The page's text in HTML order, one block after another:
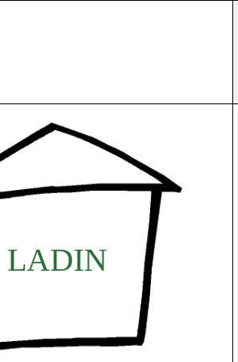
LADIN
NA